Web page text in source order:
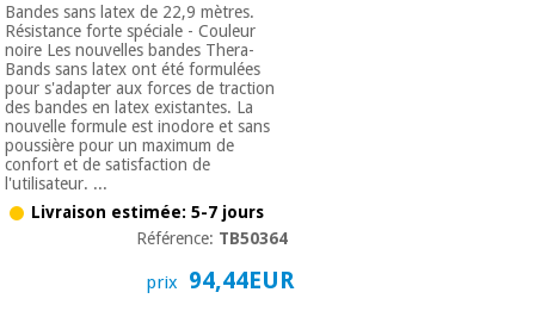
Bandes sans latex de 22,9 mètres.
Résistance forte spéciale - Couleur
noire Les nouvelles bandes Thera-
Bands sans latex ont été formulées
pour s'adapter aux forces de traction
des bandes en latex existantes. La
nouvelle formule est inodore et sans
poussière pour un maximum de
confort et de satisfaction de
l'utilisateur. ...
Livraison estimée: 5-7 jours
Référence: TB50364
prix 94,44EUR